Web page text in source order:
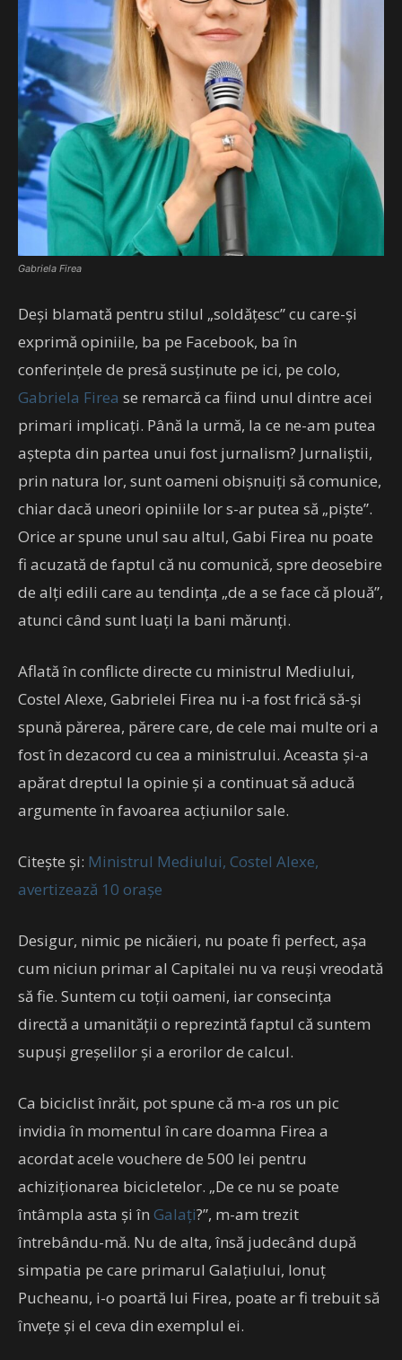
Gabriela Firea
Deși blamată pentru stilul „soldățesc” cu care-și
exprimă opiniile, ba pe Facebook, ba în
conferințele de presă susținute pe ici, pe colo,
Gabriela Firea se remarcă ca fiind unul dintre acei
primari implicați. Până la urmă, la ce ne-am putea
aștepta din partea unui fost jurnalism? Jurnaliștii,
prin natura lor, sunt oameni obișnuiți să comunice,
chiar dacă uneori opiniile lor s-ar putea să „piște”.
Orice ar spune unul sau altul, Gabi Firea nu poate
fi acuzată de faptul că nu comunică, spre deosebire
de alți edili care au tendința „de a se face că plouă”,
atunci când sunt luați la bani mărunți.
Aflată în conflicte directe cu ministrul Mediului,
Costel Alexe, Gabrielei Firea nu i-a fost frică să-și
spună părerea, părere care, de cele mai multe ori a
fost în dezacord cu cea a ministrului. Aceasta și-a
apărat dreptul la opinie și a continuat să aducă
argumente în favoarea acțiunilor sale.
Citește și: Ministrul Mediului, Costel Alexe,
avertizează 10 orașe
Desigur, nimic pe nicăieri, nu poate fi perfect, așa
cum niciun primar al Capitalei nu va reuși vreodată
să fie. Suntem cu toții oameni, iar consecința
directă a umanității o reprezintă faptul că suntem
supuși greșelilor și a erorilor de calcul.
Ca biciclist înrăit, pot spune că m-a ros un pic
invidia în momentul în care doamna Firea a
acordat acele vouchere de 500 lei pentru
achiziționarea bicicletelor. „De ce nu se poate
întâmpla asta și în Galați?”, m-am trezit
întrebându-mă. Nu de alta, însă judecând după
simpatia pe care primarul Galațiului, Ionuț
Pucheanu, i-o poartă lui Firea, poate ar fi trebuit să
învețe și el ceva din exemplul ei.